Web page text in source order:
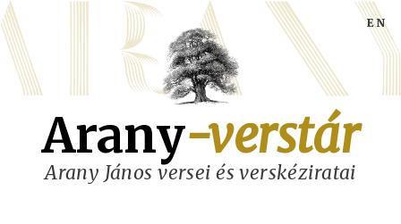
Ugrás
a
tartalomra
Arany-verstár
Arany János versei és verskéziratai